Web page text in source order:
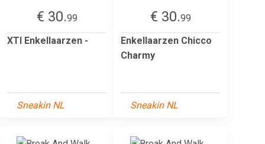
€ 30.99
XTI Enkellaarzen -
Sneakin NL
€ 30.99
Enkellaarzen Chicco
Charmy
Sneakin NL